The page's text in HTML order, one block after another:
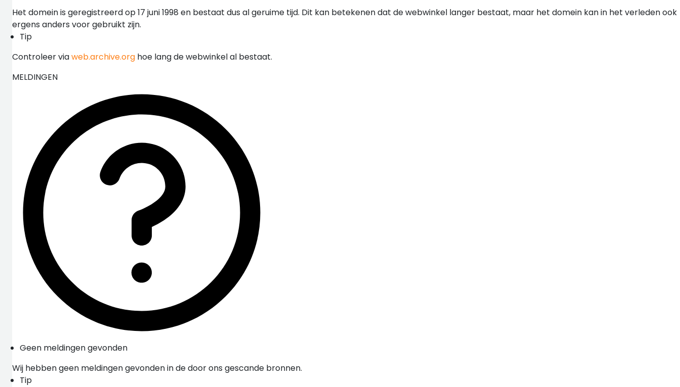
Het domein is geregistreerd op 17 juni 1998 en bestaat dus al geruime tijd. Dit kan betekenen dat de webwinkel langer bestaat, maar het domein kan in het verleden ook
ergens anders voor gebruikt zijn.
Tip
Controleer viaweb.archive.org hoe lang de webwinkel al bestaat.
MELDINGEN
Geen meldingen gevonden
Wij hebben geen meldingen gevonden in de door ons gescande bronnen.
Tip